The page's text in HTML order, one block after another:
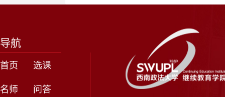
导航
首页
选课
名师
问答